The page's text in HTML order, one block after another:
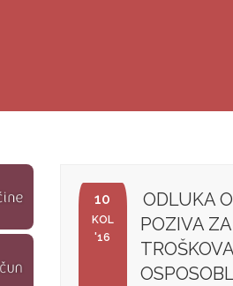
10
KOL
'16
ODLUKA
POZIVA